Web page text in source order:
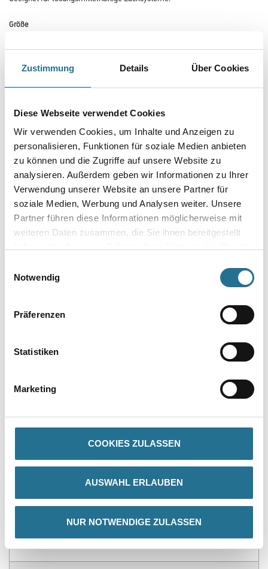
Zustimmung Details Über Cookies
Diese Webseite verwendet Cookies
Wir verwenden Cookies, um Inhalte und Anzeigen zu
personalisieren, Funktionen für soziale Medien anbieten
zu können und die Zugriffe auf unsere Website zu
analysieren. Außerdem geben wir Informationen zu Ihrer
Verwendung unserer Website an unsere Partner für
soziale Medien, Werbung und Analysen weiter. Unsere
Partner führen diese Informationen möglicherweise mit
weiteren Daten zusammen, die Sie ihnen bereitgestellt
Notwendig
Präferenzen
Statistiken
Marketing
COOKIES ZULASSEN
AUSWAHL ERLAUBEN
NUR NOTWENDIGE ZULASSEN
Größe
Farbtonbezeichnung
Breite in millimeter
Stärke in millimeter
Borsten- / Haar-Länge in mm
Umrechnungsfaktoren
- Flachpinsel
- Profi
- Messingbleche